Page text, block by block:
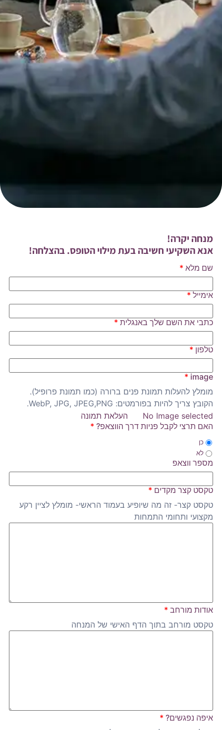
מנחה יקרה!
אנא השקיעי חשיבה בעת מילוי הטופס. בהצלחה!
שם מלא *
אימייל *
כתבי את השם שלך באנגלית *
טלפון *
image
*
מומלץ להעלות תמונת פנים ברורה (כמו תמונת פרופיל).
הקובץ צריך להיות בפורמטים: WebP, JPG, JPEG,PNG.
No Image selected
העלאת תמונה
האם תרצי לקבל פניות דרך הווצאפ? *
כן
לא
מספר ווצאפ
טקסט קצר מקדים *
טקסט קצר- זה מה שיופיע בעמוד הראשי- מומלץ לציין רקע
מקצועי ותחומי התמחות
אודות מורחב *
טקסט מורחב בתוך הדף האישי של המנחה
איפה נפגשים? *